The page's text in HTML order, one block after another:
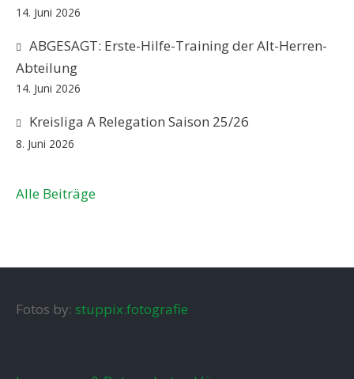
14. Juni 2026
ABGESAGT: Erste-Hilfe-Training der Alt-Herren-
Abteilung
14. Juni 2026
Kreisliga A Relegation Saison 25/26
8. Juni 2026
Alle Beiträge
Fotos by: stuppix.fotografie